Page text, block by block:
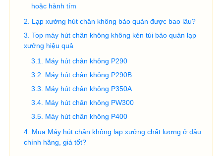
hoặc hành tím
Lạp xưởng hút chân không bảo quản được bao lâu?
Top máy hút chân không không kén túi bảo quản lạp
xưởng hiệu quả
Máy hút chân không P290
Máy hút chân không P290B
Máy hút chân không P350A
Máy hút chân không PW300
Máy hút chân không P400
Mua Máy hút chân không lạp xưởng chất lượng ở đâu
chính hãng, giá tốt?